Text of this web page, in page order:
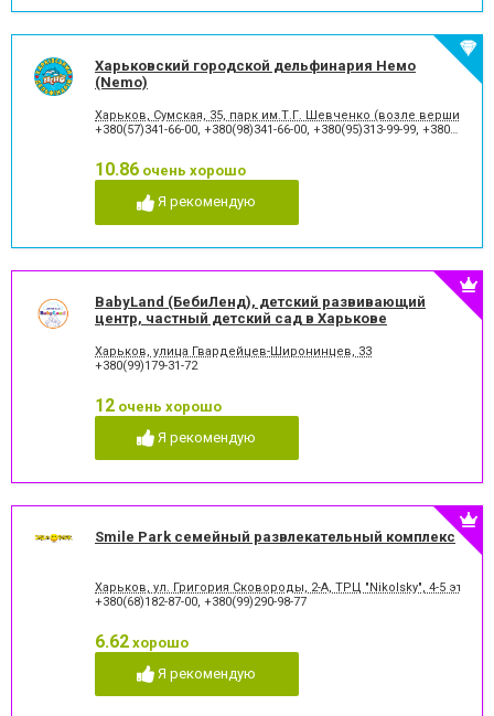
Харьковский городской дельфинария Немо
(Nemo)
Харьков, Сумская, 35, парк им.Т.Г. Шевченко (возле вершины
+380(57)341-66-00, +380(98)341-66-00, +380(95)313-99-99, +380(50)700-33-99
10.86 очень хорошо
Я рекомендую
BabyLand (БебиЛенд), детский развивающий
центр, частный детский сад в Харькове
Харьков, улица Гвардейцев-Широнинцев, 33
+380(99)179-31-72
12 очень хорошо
Я рекомендую
Smile Park семейный развлекательный комплекс
Харьков, ул. Григория Сковороды, 2-А, ТРЦ "Nikolsky", 4-5 этаж
+380(68)182-87-00 +380(99)290-98-77
6.62 хорошо
Я рекомендую